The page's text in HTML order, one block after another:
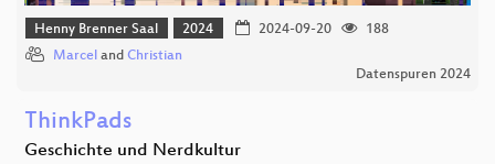
Henny Brenner Saal 2024 2024-09-20
188
Marcel and Christian
Datenspuren 2024
ThinkPads
Geschichte und Nerdkultur